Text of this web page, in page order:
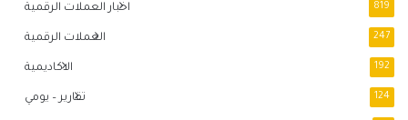
اخبار العملات الرقمية 819
العملات الرقمية 247
الاكاديمية 192
تقارير – يومي 124